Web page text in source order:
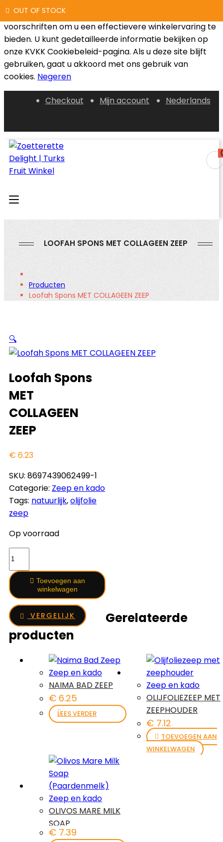
We gebruiken cookies die voldoen aan de wettelijke
voorschriften om u een effectievere winkelervaring te
bieden. U kunt gedetailleerde informatie bekijken op
onze KVKK Cookiebeleid-pagina. Als u deze site blijft
gebruiken, gaat u akkoord met ons gebruik van
cookies. Negeren
Checkout Mijn account Nederlands
LOOFAH SPONS MET COLLAGEEN ZEEP
Producten
Loofah Spons MET COLLAGEEN ZEEP
🔍
Loofah Spons
MET
COLLAGEEN
ZEEP
€ 6.23
SKU: 8697439062499-1
Categorie: Zeep en kado
Tags: natuurlijk,olijfolie
zeep
Op voorraad
Loofah
MET
COLLAGEEN
ZEEP
aantal
Toevoegen aan
winkelwagen
VERGELIJK
Gerelateerde
producten
OUT OF STOCK
Zeep en kado
NAIMA BAD ZEEP
€ 6.25
LEES VERDER
Zeep en kado
OLIJFOLIEZEEP MET
ZEEPHOUDER
€ 7.12
TOEVOEGEN AAN
WINKELWAGEN
OUT OF STOCK
Zeep en kado
OLIVOS MARE MILK
SOAP
(PAARDENMELK)
€ 7.39